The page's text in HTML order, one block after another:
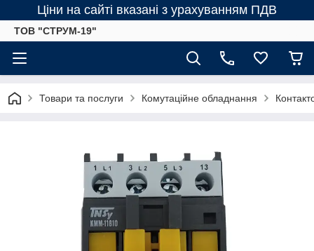
Ціни на сайті вказані з урахуванням ПДВ
ТОВ "СТРУМ-19"
Товари та послуги Комутаційне обладнання